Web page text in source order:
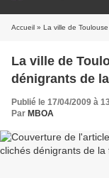
Accueil » La ville de
La ville de
dénigrants de
Publié le 17/04/2009 à
Par MBOA